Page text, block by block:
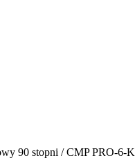
90 stopni / CMP PRO-6-K